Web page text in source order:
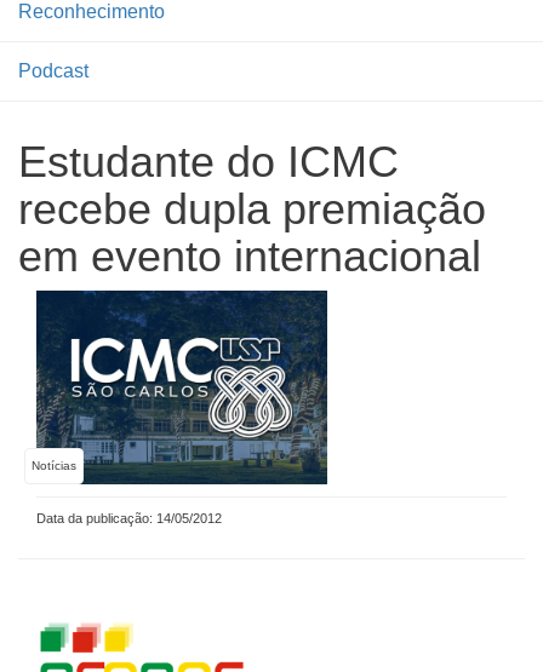
Reconhecimento
Podcast
Estudante do ICMC
recebe dupla premiação
em evento internacional
Notícias
Data da publicação: 14/05/2012